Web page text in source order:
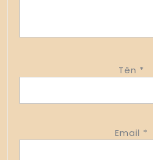
Tên *
Email *